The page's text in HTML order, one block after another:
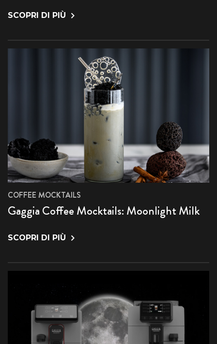
SCOPRI DI PIÙ
COFFEE MOCKTAILS
Gaggia Coffee Mocktails: Moonlight Milk
SCOPRI DI PIÙ